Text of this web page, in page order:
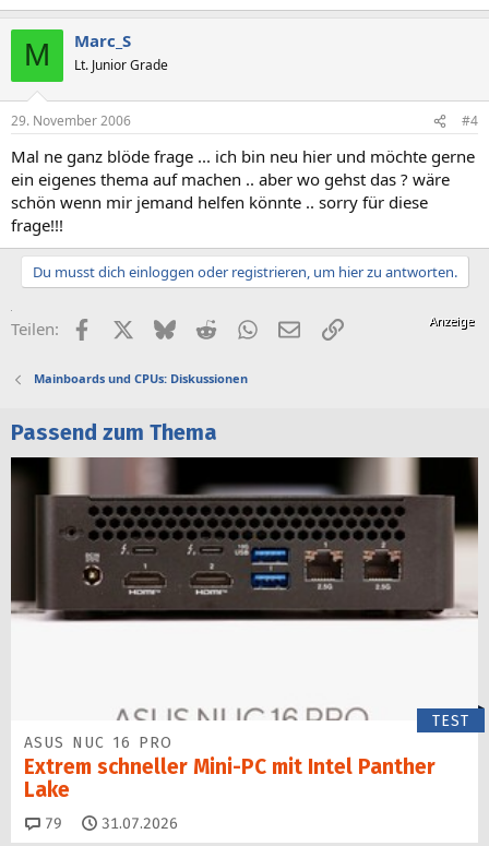
M Marc_S
Lt. Junior Grade
29. November 2006 #4
Mal ne ganz blöde frage ... ich bin neu hier und möchte gerne
ein eigenes thema auf machen .. aber wo gehst das ? wäre
schön wenn mir jemand helfen könnte .. sorry für diese
frage!!!
Du musst dich einloggen oder registrieren, um hier zu antworten.
Teilen: FacebookX (Twitter)
BlueskyRedditWhatsApp
E-MailLink
Mainboards und CPUs: Diskussionen
Passend zum Thema
TEST
ASUS NUC 16 PRO
Extrem schneller Mini-PC mit Intel Panther
Lake
79 Kommentare
31.07.2026